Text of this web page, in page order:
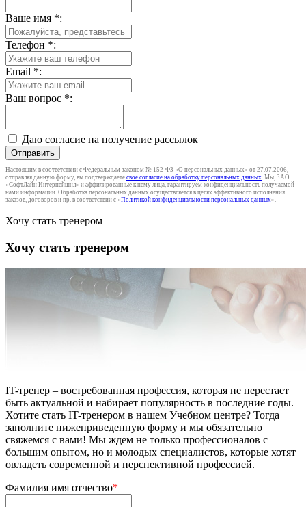
Ваше имя *:
Телефон *:
Email *:
Ваш вопрос *:
Даю согласие на получение рассылок
Отправить
Настоящим в соответствии с Федеральным законом № 152-ФЗ «О персональных данных» от 27.07.2006,
отправляя данную форму, вы подтверждаете свое согласие на обработку персональных данных. Мы, ЗАО
«СофтЛайн Интернейшнл» и аффилированные к нему лица, гарантируем конфиденциальность получаемой
нами информации. Обработка персональных данных осуществляется в целях эффективного исполнения
заказов, договоров и пр. в соответствии с «Политикой конфиденциальности персональных данных».
Хочу стать тренером
Хочу стать тренером
IT-тренер – востребованная профессия, которая не перестает
быть актуальной и набирает популярность в последние годы.
Хотите стать IT-тренером в нашем Учебном центре? Тогда
заполните нижеприведенную форму и мы обязательно
свяжемся с вами! Мы ждем не только профессионалов с
большим опытом, но и молодых специалистов, которые хотят
овладеть современной и перспективной профессией.
Фамилия имя отчество*